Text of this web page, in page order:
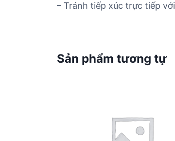
– Tránh tiếp xúc trực tiếp
Sản phẩm tương tự